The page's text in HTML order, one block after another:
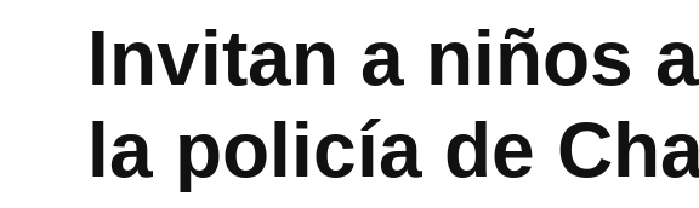
Invitan a niños
la policía de